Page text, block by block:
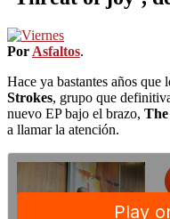
Por Asfaltos.
Hace ya bastantes años
Strokes, grupo que
nuevo EP bajo el brazo,
a llamar la atención.